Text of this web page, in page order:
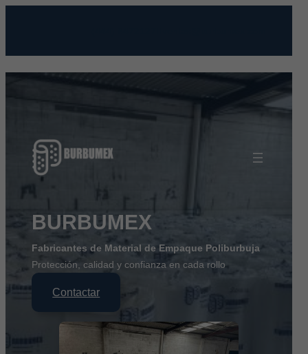
BURBUMEX
Fabricantes de Material de Empaque Poliburbuja
Protección, calidad y confianza en cada rollo
Contactar